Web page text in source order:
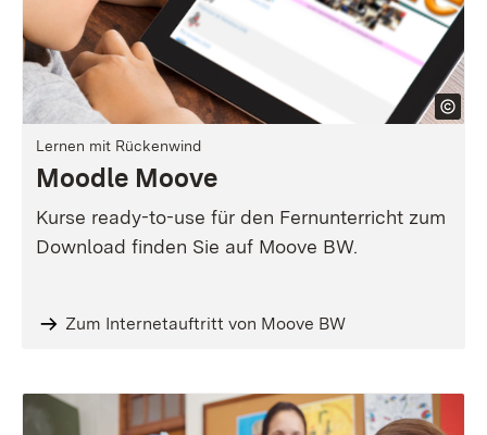
Lernen mit Rückenwind
Moodle Moove
Kurse ready-to-use für den Fernunterricht zum
Download finden Sie auf Moove BW.
Zum Internetauftritt von Moove BW